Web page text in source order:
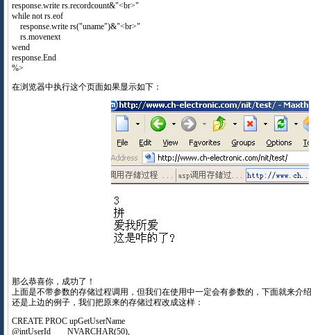
response.write rs.recordcount&"<br>"
while not rs.eof
response.write rs("uname")&"<br>"
rs.movenext
wend
response.End
%>
在浏览器中执行这个页面如果显示如下：
那么恭喜你，成功了！
上面是不带参数的存储过程调用，但我们在使用中一定会有参数的，下面就来介
还是上边的例子，我们把原来的存储过程改成这样：
CREATE PROC upGetUserName
@intUserId NVARCHAR(50),